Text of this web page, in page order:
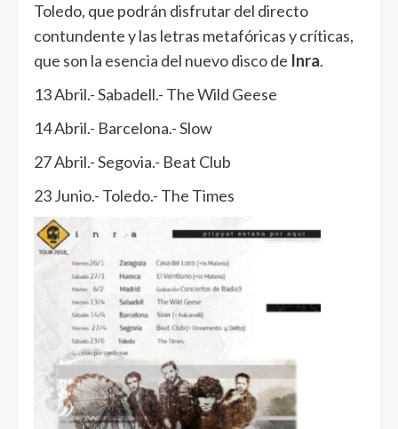
Toledo, que podrán disfrutar del directo
contundente y las letras metafóricas y críticas,
que son la esencia del nuevo disco de Inra.
13 Abril.- Sabadell.- The Wild Geese
14 Abril.- Barcelona.- Slow
27 Abril.- Segovia.- Beat Club
23 Junio.- Toledo.- The Times